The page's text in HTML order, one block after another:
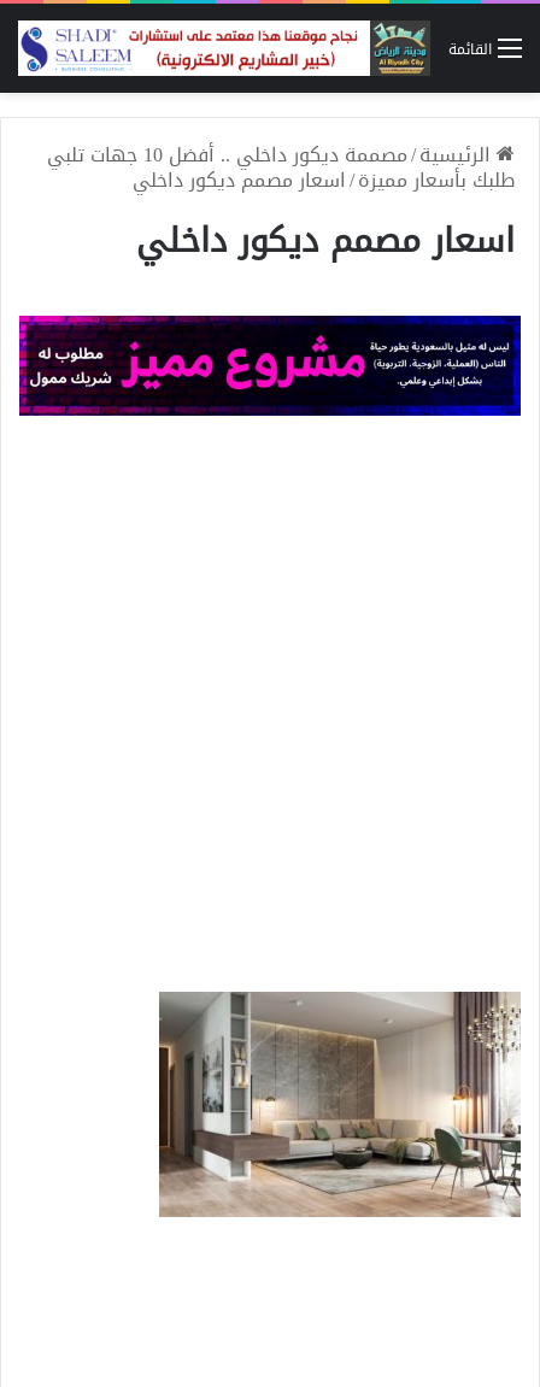
القائمة
الرئيسية/ مصممة ديكور داخلي .. أفضل 10 جهات تلبي
طلبك بأسعار مميزة/اسعار مصمم ديكور داخلي
اسعار مصمم ديكور داخلي